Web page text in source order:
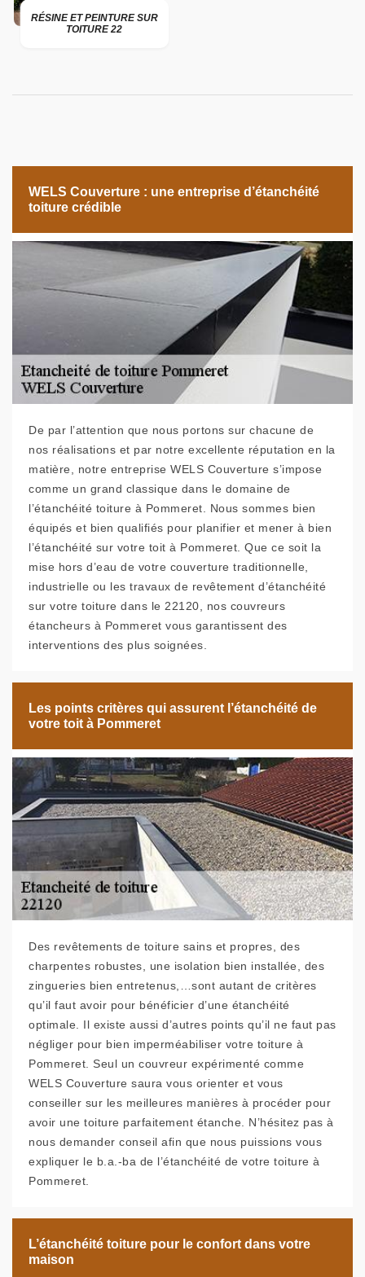
RÉSINE ET PEINTURE SUR
TOITURE 22
WELS Couverture : une entreprise d’étanchéité
toiture crédible
De par l’attention que nous portons sur chacune de
nos réalisations et par notre excellente réputation en la
matière, notre entreprise WELS Couverture s’impose
comme un grand classique dans le domaine de
l’étanchéité toiture à Pommeret. Nous sommes bien
équipés et bien qualifiés pour planifier et mener à bien
l’étanchéité sur votre toit à Pommeret. Que ce soit la
mise hors d’eau de votre couverture traditionnelle,
industrielle ou les travaux de revêtement d’étanchéité
sur votre toiture dans le 22120, nos couvreurs
étancheurs à Pommeret vous garantissent des
interventions des plus soignées.
Les points critères qui assurent l’étanchéité de
votre toit à Pommeret
Des revêtements de toiture sains et propres, des
charpentes robustes, une isolation bien installée, des
zingueries bien entretenus,…sont autant de critères
qu’il faut avoir pour bénéficier d’une étanchéité
optimale. Il existe aussi d’autres points qu’il ne faut pas
négliger pour bien imperméabiliser votre toiture à
Pommeret. Seul un couvreur expérimenté comme
WELS Couverture saura vous orienter et vous
conseiller sur les meilleures manières à procéder pour
avoir une toiture parfaitement étanche. N’hésitez pas à
nous demander conseil afin que nous puissions vous
expliquer le b.a.-ba de l’étanchéité de votre toiture à
Pommeret.
L’étanchéité toiture pour le confort dans votre
maison